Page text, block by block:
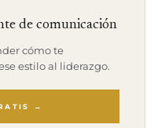
de comunicación
cómo te
estilo al liderazgo.
→